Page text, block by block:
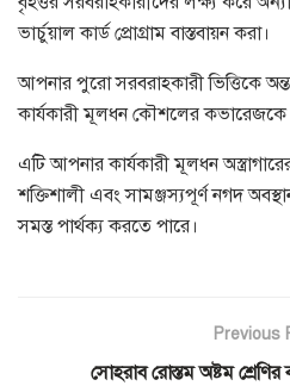
ভার্চুয়াল কার্ড প্রোগ্রাম বাস্তবায়ন করা।
আপনার পুরো সরবরাহকারী ভিত্তিকে
কার্যকারী মূলধন কৌশলের কভারেজকে
এটি আপনার কার্যকারী মূলধন
শক্তিশালী এবং সামঞ্জস্যপূর্ণ নগদ
সমস্ত পার্থক্য করতে পারে।
Previous
সোহরাব রোস্তম অষ্টম শ্রেণির